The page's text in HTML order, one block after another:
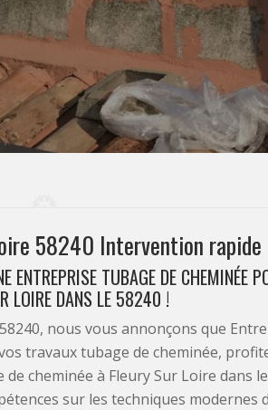
58240 Intervention rapide
ENTREPRISE TUBAGE DE CHEMINÉE
LOIRE DANS LE 58240 !
nous vous annonçons que
travaux tubage de cheminée,
cheminée à Fleury Sur Loire dans le
sur les techniques modernes